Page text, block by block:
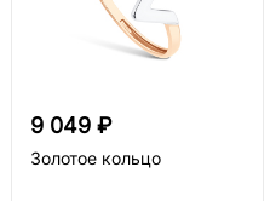
9 049 ₽
Золотое кольцо